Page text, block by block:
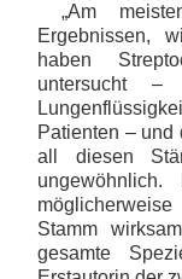
„Am
Ergebnissen,
haben
untersucht
Patienten – und
all diesen
Stamm
gesamte